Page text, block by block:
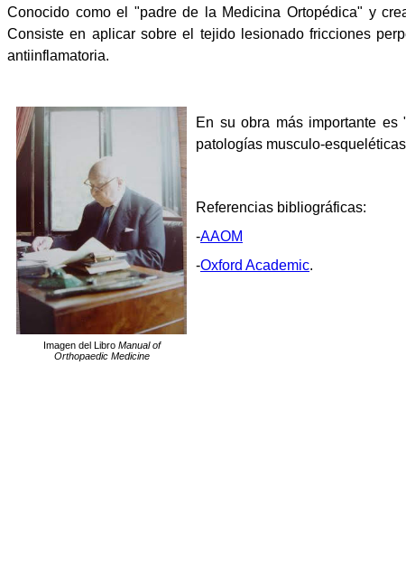
Conocido como el "padre de la Medicina Ortopédica" y
Consiste en aplicar sobre el tejido lesionado fricciones
antiinflamatoria.
Imagen del Libro Manual of
Orthopaedic Medicine
En su obra más importante
patologías musculo-
Referencias bibliográficas:
-AAOM
-Oxford Academic.